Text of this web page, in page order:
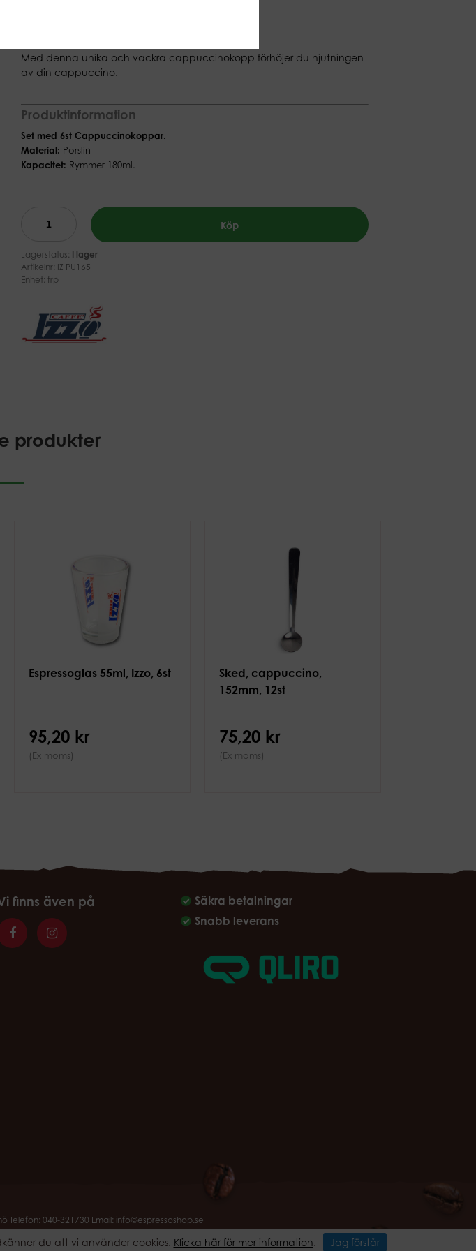
Med denna unika och vackra cappuccinokopp förhöjer du njutningen
av din cappuccino.
Produktinformation
Set med 6st Cappuccinokoppar.
Material: Porslin
Kapacitet: Rymmer 180ml.
Köp
Lagerstatus: I lager
Artikelnr: IZ PU165
Enhet: frp
produkter
Espressoglas 55ml, Izzo, 6st
95,20 kr
(Ex moms)
Sked, cappuccino,
152mm, 12st
75,20 kr
(Ex moms)
finns även på
Säkra betalningar
Snabb leverans
Telefon: 040-321730 Email: info@espressoshop.se
Webbpartner
du att vi använder cookies. Klicka här för mer information. Jag förstår